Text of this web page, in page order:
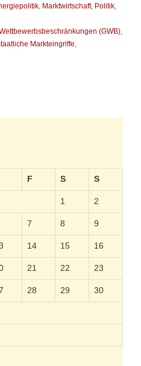
, Marktwirtschaft, Politik,
(GWB),
Markteingriffe,
F S S
1 2
7 8 9
14 15 16
21 22 23
28 29 30